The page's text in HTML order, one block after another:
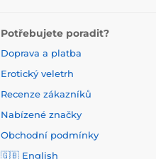
Potřebujete poradit?
Doprava a platba
Erotický veletrh
Recenze zákazníků
Nabízené značky
Obchodní podmínky
🇬🇧 English